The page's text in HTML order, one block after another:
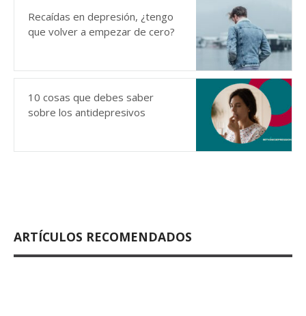
Recaídas en depresión, ¿tengo
que volver a empezar de cero?
10 cosas que debes saber
sobre los antidepresivos
ARTÍCULOS RECOMENDADOS